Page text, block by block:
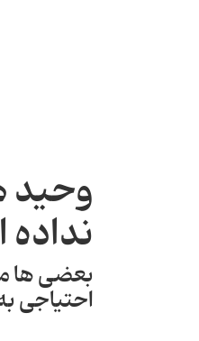
وحید
بعضی ها
احتیاجی